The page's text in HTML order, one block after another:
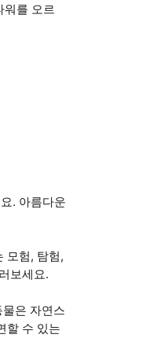
를 오르
. 아름다운
모험, 탐험,
보세요.
은 자연스
할 수 있는